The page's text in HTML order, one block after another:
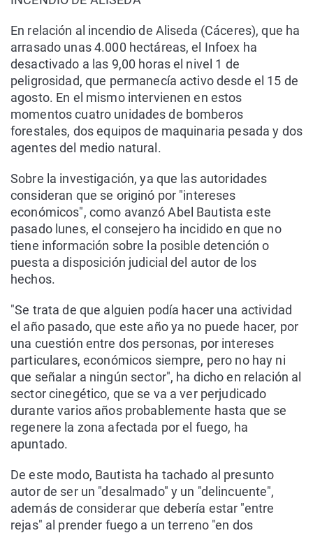
En relación al incendio de Aliseda (Cáceres), que ha
arrasado unas 4.000 hectáreas, el Infoex ha
desactivado a las 9,00 horas el nivel 1 de
peligrosidad, que permanecía activo desde el 15 de
agosto. En el mismo intervienen en estos
momentos cuatro unidades de bomberos
forestales, dos equipos de maquinaria pesada y dos
agentes del medio natural.
Sobre la investigación, ya que las autoridades
consideran que se originó por "intereses
económicos", como avanzó Abel Bautista este
pasado lunes, el consejero ha incidido en que no
tiene información sobre la posible detención o
puesta a disposición judicial del autor de los
hechos.
"Se trata de que alguien podía hacer una actividad
el año pasado, que este año ya no puede hacer, por
una cuestión entre dos personas, por intereses
particulares, económicos siempre, pero no hay ni
que señalar a ningún sector", ha dicho en relación al
sector cinegético, que se va a ver perjudicado
durante varios años probablemente hasta que se
regenere la zona afectada por el fuego, ha
apuntado.
De este modo, Bautista ha tachado al presunto
autor de ser un "desalmado" y un "delincuente",
además de considerar que debería estar "entre
rejas" al prender fuego a un terreno "en dos